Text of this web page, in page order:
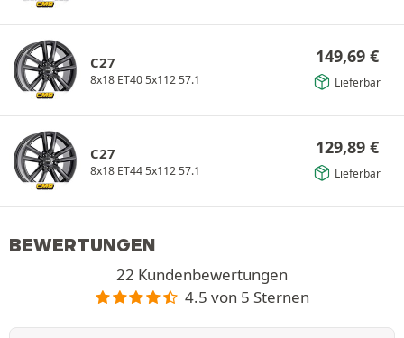
C27
8x18 ET40 5x112 57.1
149,69 €
Lieferbar
C27
8x18 ET44 5x112 57.1
129,89 €
Lieferbar
BEWERTUNGEN
22 Kundenbewertungen
4.5 von 5 Sternen